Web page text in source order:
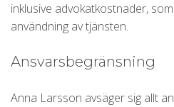
inklusive advokatkostnader,
användning av tjänsten.
Ansvarsbegränsning
Anna Larsson avsäger sig allt